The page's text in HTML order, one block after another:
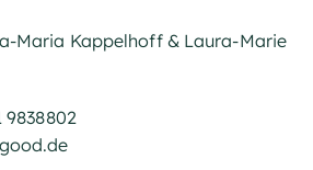
Maria Kappelhoff & Laura-Marie
9838802